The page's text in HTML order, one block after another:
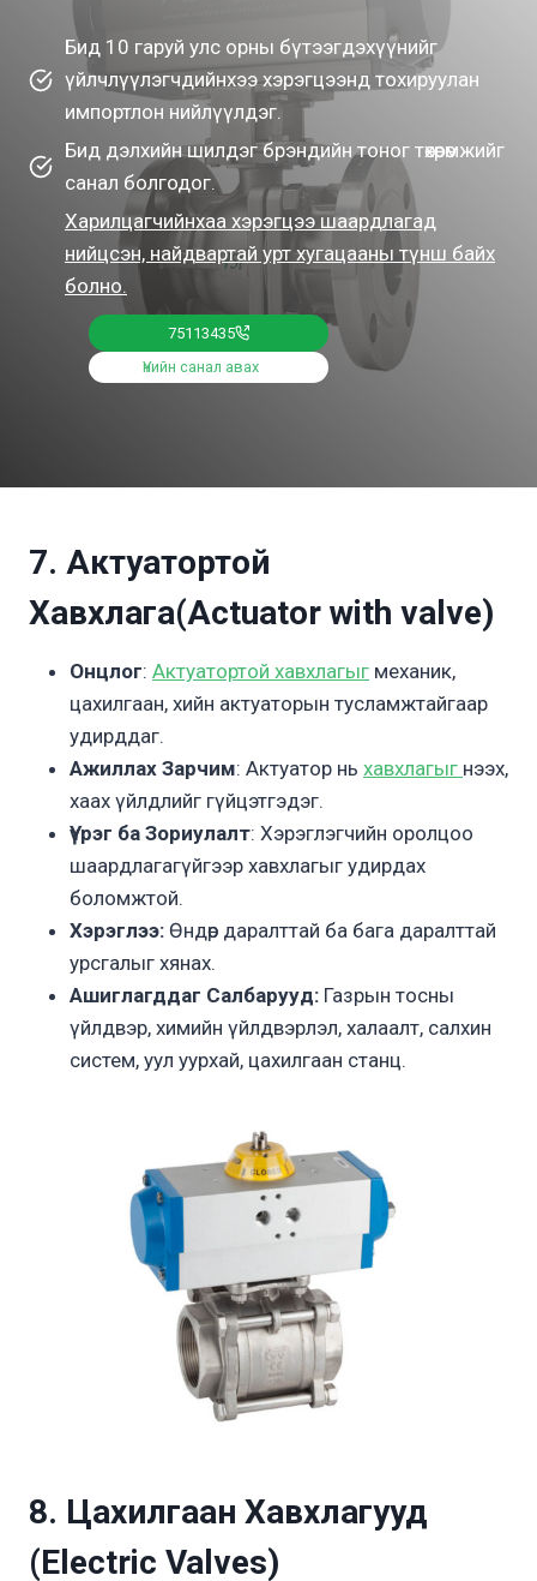
Бид 10 гаруй улс орны бүтээгдэхүүнийг
үйлчлүүлэгчдийнхээ хэрэгцээнд тохируулан
импортлон нийлүүлдэг.
Бид дэлхийн шилдэг брэндийн тоног төхөөрөмжийг
санал болгодог.
Харилцагчийнхаа хэрэгцээ шаардлагад
нийцсэн, найдвартай урт хугацааны түнш байх
болно.
75113435
Үнийн санал авах
7. Актуатортой
Хавхлага(Actuator with valve)
Онцлог: Актуатортой хавхлагыг механик,
цахилгаан, хийн актуаторын тусламжтайгаар
удирддаг.
Ажиллах Зарчим: Актуатор нь хавхлагыг нээх,
хаах үйлдлийг гүйцэтгэдэг.
Үүрэг ба Зориулалт: Хэрэглэгчийн оролцоо
шаардлагагүйгээр хавхлагыг удирдах
боломжтой.
Хэрэглээ: Өндөр даралттай ба бага даралттай
урсгалыг хянах.
Ашиглагддаг Салбарууд: Газрын тосны
үйлдвэр, химийн үйлдвэрлэл, халаалт, салхин
систем, уул уурхай, цахилгаан станц.
8. Цахилгаан Хавхлагууд
(Electric Valves)